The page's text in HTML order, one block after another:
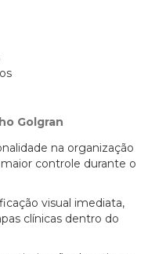
Golgran
na organização
controle durante o
visual imediata,
clínicas dentro do